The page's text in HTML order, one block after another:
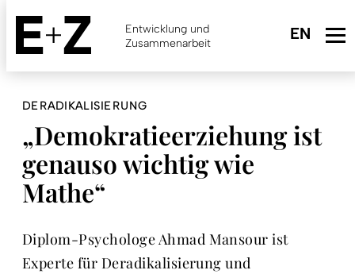
Skip
main
content
Entwicklung und
Zusammenarbeit
DERADIKALISIERUNG
„Demokratieerziehung ist
genauso wichtig wie
Mathe“
Diplom-Psychologe Ahmad Mansour ist
Experte für Deradikalisierung und